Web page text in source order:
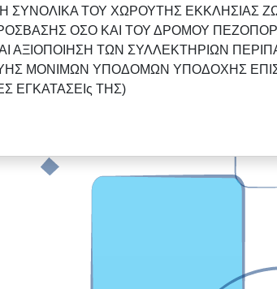
ΣΥΝΟΛΙΚΑ ΤΟΥ ΧΩΡΟΥΤΗΣ ΕΚΚΛΗΣΙΑΣ
ΟΣΟ ΚΑΙ ΤΟΥ ΔΡΟΜΟΥ
ΑΞΙΟΠΟΙΗΣΗ ΤΩΝ ΣΥΛΛΕΚΤΗΡΙΩΝ
ΜΟΝΙΜΩΝ ΥΠΟΔΟΜΩΝ ΥΠΟΔΟΧΗΣ
ΕΓΚΑΤΑΣΕΙς ΤΗΣ)